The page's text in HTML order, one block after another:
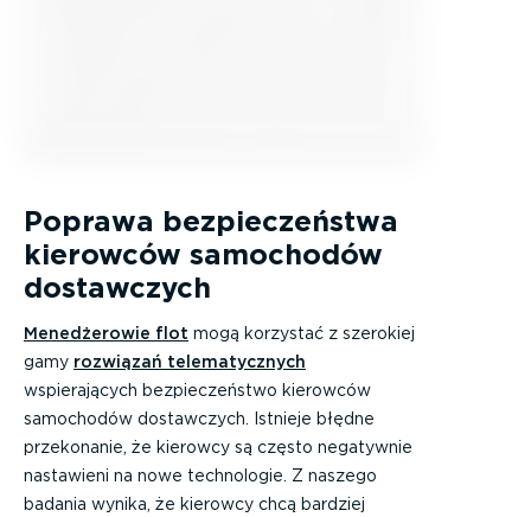
Poprawa bezpieczeństwa
kierowców samochodów
dostawczych
Menedżerowie flot mogą korzystać z szerokiej
gamy rozwiązań telematycznych
wspierających bezpieczeństwo kierowców
samochodów dostawczych. Istnieje błędne
przekonanie, że kierowcy są często negatywnie
nastawieni na nowe technologie. Z naszego
badania wynika, że kierowcy chcą bardziej